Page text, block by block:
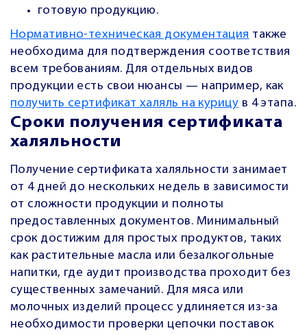
готовую продукцию.
Нормативно-техническая документация также
необходима для подтверждения соответствия
всем требованиям. Для отдельных видов
продукции есть свои нюансы — например, как
получить сертификат халяль на курицу в 4 этапа.
Сроки получения сертификата
халяльности
Получение сертификата халяльности занимает
от 4 дней до нескольких недель в зависимости
от сложности продукции и полноты
предоставленных документов. Минимальный
срок достижим для простых продуктов, таких
как растительные масла или безалкогольные
напитки, где аудит производства проходит без
существенных замечаний. Для мяса или
молочных изделий процесс удлиняется из-за
необходимости проверки цепочки поставок